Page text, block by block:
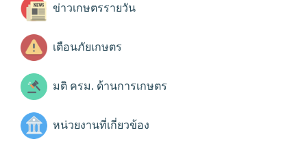
ข่าวเกษตรรายวัน
เตือนภัยเกษตร
มติ ครม. ด้านการเกษตร
หน่วยงานที่เกี่ยวข้อง